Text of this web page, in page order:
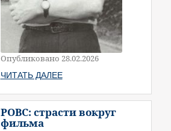
Опубликовано 28.02.2026
ЧИТАТЬ ДАЛЕЕ
РОВС: страсти вокруг
фильма